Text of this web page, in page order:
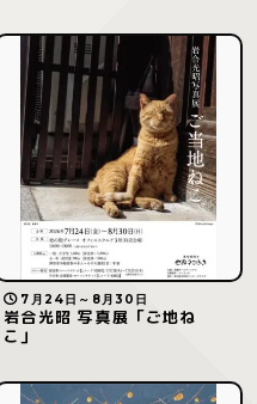
7月24日～8月30日
岩合光昭 写真展「ご地ね
こ」